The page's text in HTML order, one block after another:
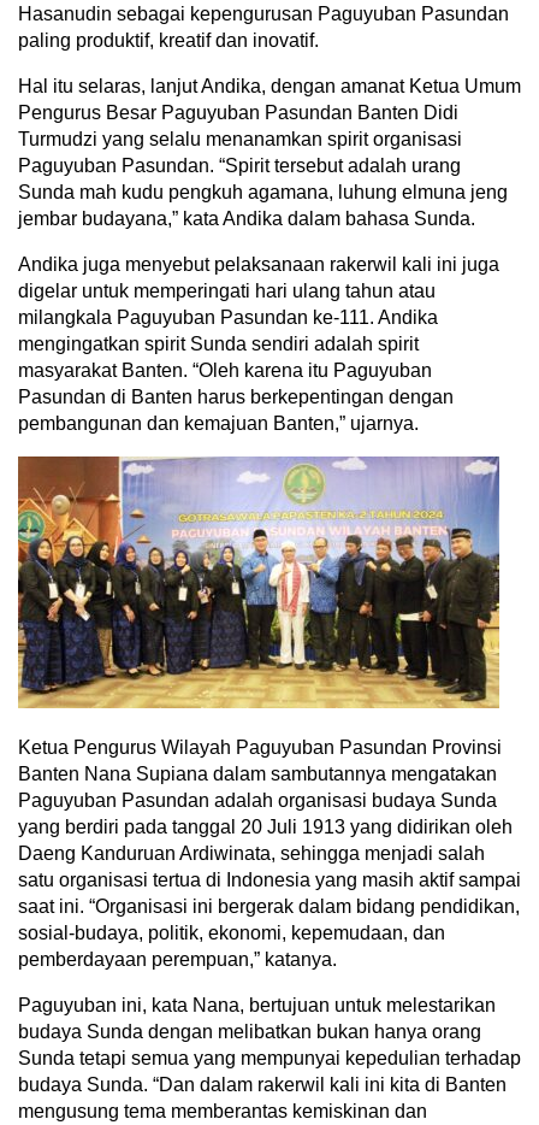
Hasanudin sebagai kepengurusan Paguyuban Pasundan
paling produktif, kreatif dan inovatif.
Hal itu selaras, lanjut Andika, dengan amanat Ketua Umum
Pengurus Besar Paguyuban Pasundan Banten Didi
Turmudzi yang selalu menanamkan spirit organisasi
Paguyuban Pasundan. “Spirit tersebut adalah urang
Sunda mah kudu pengkuh agamana, luhung elmuna jeng
jembar budayana,” kata Andika dalam bahasa Sunda.
Andika juga menyebut pelaksanaan rakerwil kali ini juga
digelar untuk memperingati hari ulang tahun atau
milangkala Paguyuban Pasundan ke-111. Andika
mengingatkan spirit Sunda sendiri adalah spirit
masyarakat Banten. “Oleh karena itu Paguyuban
Pasundan di Banten harus berkepentingan dengan
pembangunan dan kemajuan Banten,” ujarnya.
Ketua Pengurus Wilayah Paguyuban Pasundan Provinsi
Banten Nana Supiana dalam sambutannya mengatakan
Paguyuban Pasundan adalah organisasi budaya Sunda
yang berdiri pada tanggal 20 Juli 1913 yang didirikan oleh
Daeng Kanduruan Ardiwinata, sehingga menjadi salah
satu organisasi tertua di Indonesia yang masih aktif sampai
saat ini. “Organisasi ini bergerak dalam bidang pendidikan,
sosial-budaya, politik, ekonomi, kepemudaan, dan
pemberdayaan perempuan,” katanya.
Paguyuban ini, kata Nana, bertujuan untuk melestarikan
budaya Sunda dengan melibatkan bukan hanya orang
Sunda tetapi semua yang mempunyai kepedulian terhadap
budaya Sunda. “Dan dalam rakerwil kali ini kita di Banten
mengusung tema memberantas kemiskinan dan